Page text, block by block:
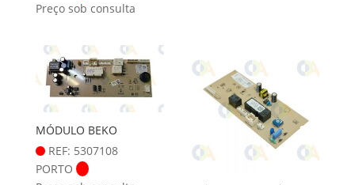
Preço sob consulta
MÓDULO BEKO
REF: 5307108
PORTO